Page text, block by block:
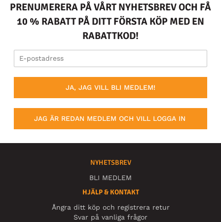
PRENUMERERA PÅ VÅRT NYHETSBREV OCH FÅ
10 % RABATT PÅ DITT FÖRSTA KÖP MED EN
RABATTKOD!
JA, JAG VILL BLI MEDLEM!
JAG ÄR REDAN MEDLEM OCH VILL LOGGA IN
NYHETSBREV
BLI MEDLEM
HJÄLP & KONTAKT
Ångra ditt köp och registrera retur
Svar på vanliga frågor